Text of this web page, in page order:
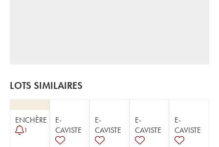
LOTS SIMILAIRES
ENCHÈRE
1
E-
CAVISTE
E-
CAVISTE
E-
CAVISTE
E-
CAVISTE